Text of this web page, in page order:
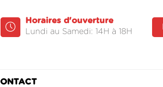
Horaires d'ouverture
Lundi au Samedi: 14H à 18H